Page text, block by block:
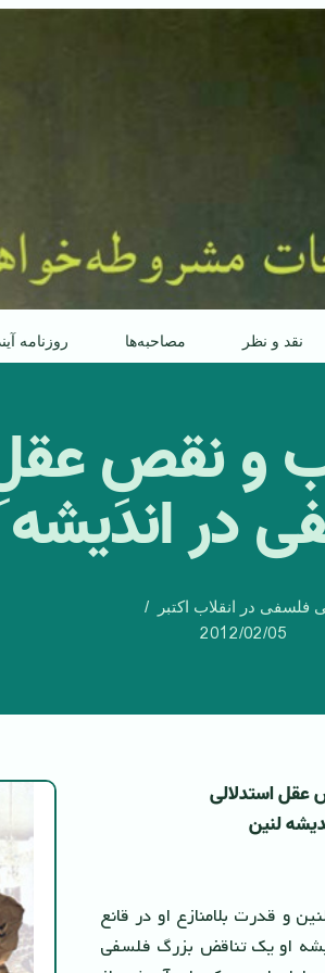
نقد و نظر مصاحبه‌ها روزنامه
و نقصِ
در
فلسفی در انقلاب اکتبر
2012/02/05
لنین
و قدرت بلامنازع او در قانع
او یک تناقض بزرگ فلسفى